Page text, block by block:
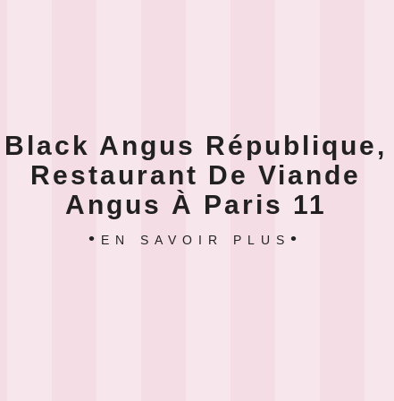
Black Angus République,
Restaurant De Viande
Angus À Paris 11
EN SAVOIR PLUS